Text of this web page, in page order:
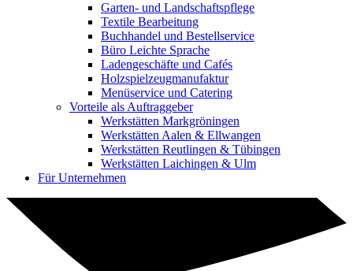
Garten- und Landschaftspflege
Textile Bearbeitung
Buchhandel und Bestellservice
Büro Leichte Sprache
Ladengeschäfte und Cafés
Holzspielzeugmanufaktur
Menüservice und Catering
Vorteile als Auftraggeber
Werkstätten Markgröningen
Werkstätten Aalen & Ellwangen
Werkstätten Reutlingen & Tübingen
Werkstätten Laichingen & Ulm
Für Unternehmen